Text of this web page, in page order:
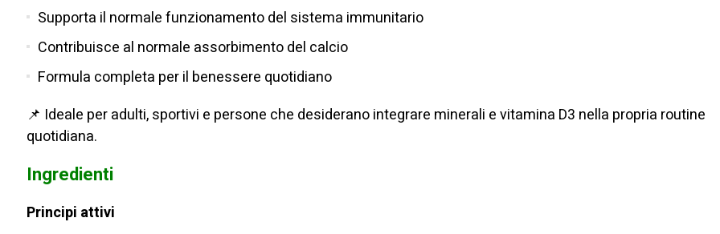
Supporta il normale funzionamento del sistema immunitario
Contribuisce al normale assorbimento del calcio
Formula completa per il benessere quotidiano
📌 Ideale per adulti, sportivi e persone che desiderano integrare minerali e vitamina D3 nella propria routine
quotidiana.
Ingredienti
Principi attivi